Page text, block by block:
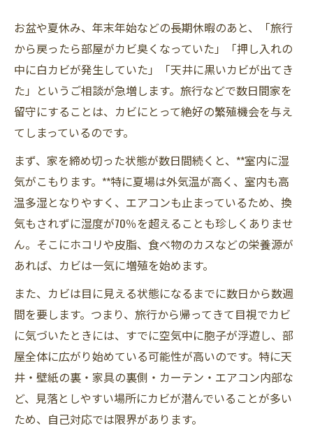
お盆や夏休み、年末年始などの長期休暇のあと、「旅行
から戻ったら部屋がカビ臭くなっていた」「押し入れの
中に白カビが発生していた」「天井に黒いカビが出てき
た」というご相談が急増します。旅行などで数日間家を
留守にすることは、カビにとって絶好の繁殖機会を与え
てしまっているのです。
まず、家を締め切った状態が数日間続くと、**室内に湿
気がこもります。**特に夏場は外気温が高く、室内も高
温多湿となりやすく、エアコンも止まっているため、換
気もされずに湿度が70％を超えることも珍しくありませ
ん。そこにホコリや皮脂、食べ物のカスなどの栄養源が
あれば、カビは一気に増殖を始めます。
また、カビは目に見える状態になるまでに数日から数週
間を要します。つまり、旅行から帰ってきて目視でカビ
に気づいたときには、すでに空気中に胞子が浮遊し、部
屋全体に広がり始めている可能性が高いのです。特に天
井・壁紙の裏・家具の裏側・カーテン・エアコン内部な
ど、見落としやすい場所にカビが潜んでいることが多い
ため、自己対応では限界があります。